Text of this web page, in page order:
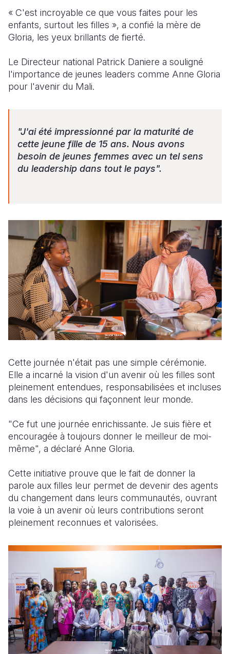
« C'est incroyable ce que vous faites pour les
enfants, surtout les filles », a confié la mère de
Gloria, les yeux brillants de fierté.
Le Directeur national Patrick Daniere a souligné
l'importance de jeunes leaders comme Anne Gloria
pour l'avenir du Mali.
"J'ai été impressionné par la maturité de
cette jeune fille de 15 ans. Nous avons
besoin de jeunes femmes avec un tel sens
du leadership dans tout le pays".
Cette journée n'était pas une simple cérémonie.
Elle a incarné la vision d'un avenir où les filles sont
pleinement entendues, responsabilisées et incluses
dans les décisions qui façonnent leur monde.
"Ce fut une journée enrichissante. Je suis fière et
encouragée à toujours donner le meilleur de moi-
même", a déclaré Anne Gloria.
Cette initiative prouve que le fait de donner la
parole aux filles leur permet de devenir des agents
du changement dans leurs communautés, ouvrant
la voie à un avenir où leurs contributions seront
pleinement reconnues et valorisées.